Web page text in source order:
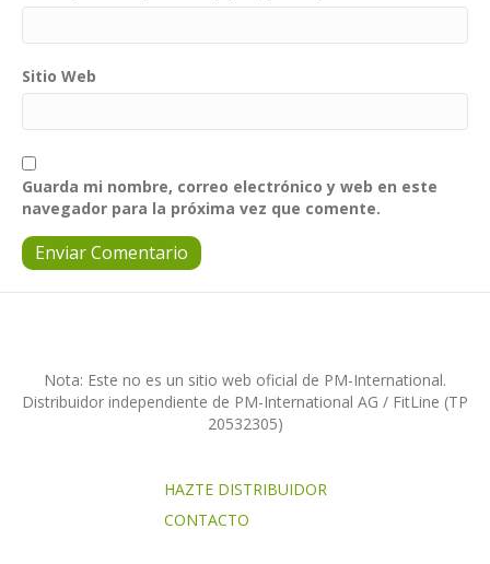
Sitio Web
Guarda mi nombre, correo electrónico y web en este
navegador para la próxima vez que comente.
Nota: Este no es un sitio web oficial de PM-International.
Distribuidor independiente de PM-International AG / FitLine (TP
20532305)
HAZTE DISTRIBUIDOR
CONTACTO